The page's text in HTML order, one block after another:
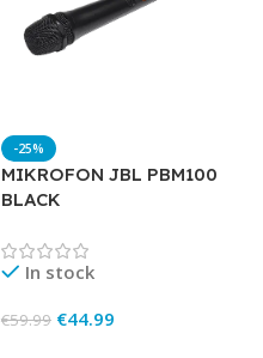
-25%
MIKROFON JBL PBM100
BLACK
In stock
€59.99 €44.99